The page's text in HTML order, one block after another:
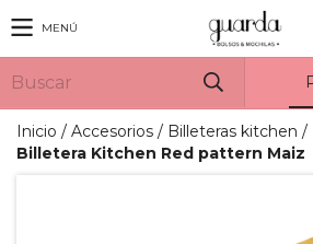
MENÚ
Inicio / Accesorios / Billeteras kitchen /
Billetera Kitchen Red pattern Maiz